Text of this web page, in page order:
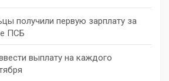
получили первую зарплату за
ПСБ
выплату на каждого